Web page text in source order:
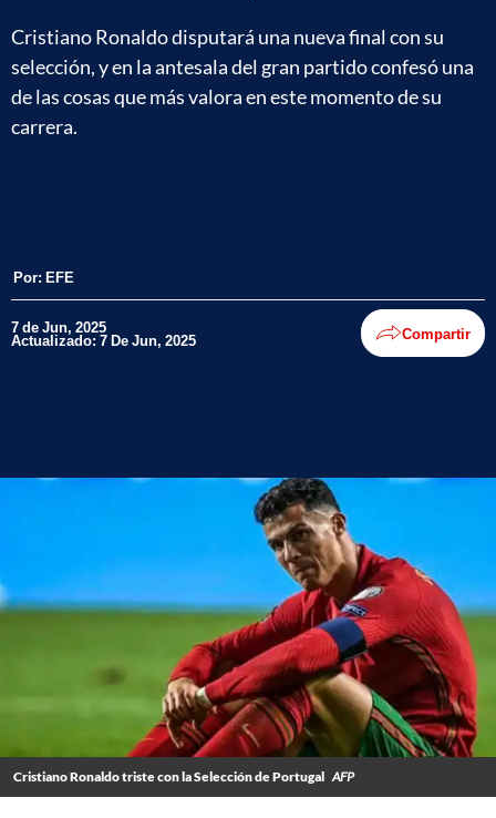
Cristiano Ronaldo disputará una nueva final con su
selección, y en la antesala del gran partido confesó una
de las cosas que más valora en este momento de su
carrera.
Por: EFE
7 de Jun, 2025
Actualizado: 7 De Jun, 2025 Compartir
Cristiano Ronaldo triste con la Selección de Portugal AFP